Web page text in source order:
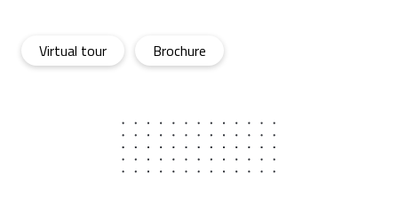
M44 HT
Virtual tour- Open in a new tab
M44 HT
Brochure - Open in a new tab